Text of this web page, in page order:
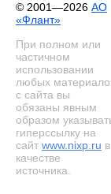
© 2001—2026 АО
«Флант»
При полном или
частичном
использовании
любых
с сайта вы
обязаны явным
образом
гиперссылку на
сайт www.nixp.ru в
качестве
источника.